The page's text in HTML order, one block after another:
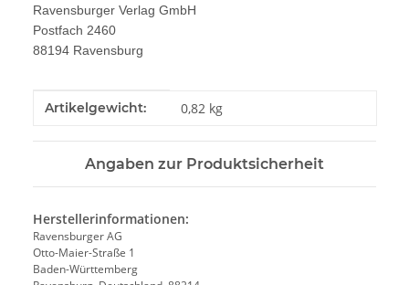
Ravensburger Verlag GmbH
Postfach 2460
88194 Ravensburg
Produkteigenschaft
Wert
Artikelgewicht: 0,82 kg
Angaben zur Produktsicherheit
Herstellerinformationen:
Ravensburger AG
Otto-Maier-Straße 1
Baden-Württemberg